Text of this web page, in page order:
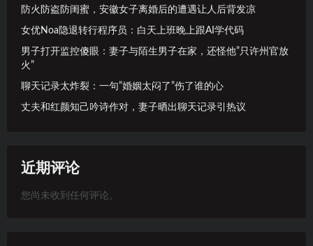
防火防盗防闺蜜，安徽女子离婚后的遭遇让人后背发凉
女优Noa隐退转行程序员：白天上班晚上跟AI学代码
男子打开监控傻眼：妻子与陌生男子在家，还怪他”只许州官放
火”
聊天记录太炸裂：一句”婚姻太闷了”伤了谁的心
丈夫和红颜知己吟诗作对，妻子晒出聊天记录引热议
近期评论
您尚未收到任何评论。